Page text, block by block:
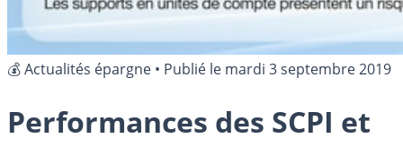
💰 Actualités épargne • Publié le mardi 3 septembre 2019
Performances des SCPI et